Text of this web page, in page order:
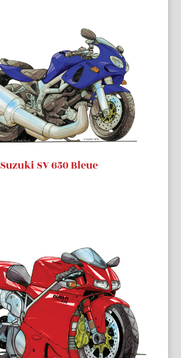
Suzuki SV 650 Bleue